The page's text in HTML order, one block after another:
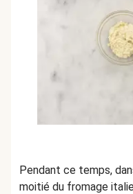
Pendant ce temps,
moitié du fromage